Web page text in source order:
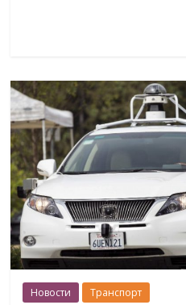
Новости Транспорт